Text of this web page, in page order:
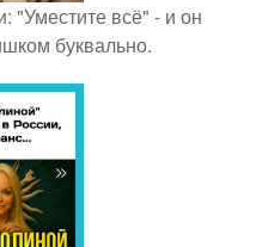
"Уместите всё" - и он
буквально.